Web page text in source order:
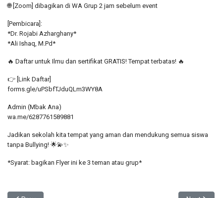
🌐 [Zoom] dibagikan di WA Grup 2 jam sebelum event
[Pembicara]:
*Dr. Rojabi Azharghany*
*Ali Ishaq, M.Pd*
🔥 Daftar untuk Ilmu dan sertifikat GRATIS! Tempat terbatas! 🔥
👉 [Link Daftar]
forms.gle/uPSbfTJduQLm3WY8A
Admin (Mbak Ana)
wa.me/6287761589881
Jadikan sekolah kita tempat yang aman dan mendukung semua siswa
tanpa Bullying! 🌟💫✨
*Syarat: bagikan Flyer ini ke 3 teman atau grup*